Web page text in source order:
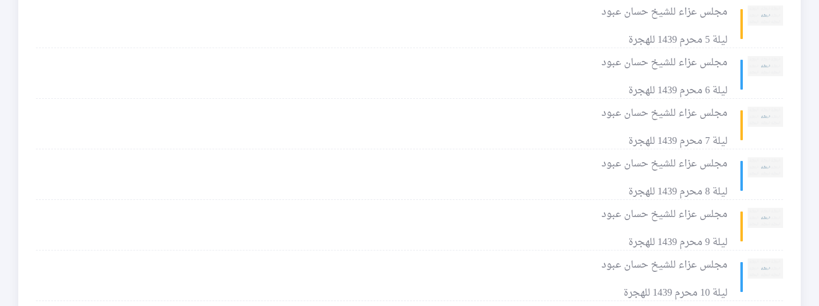
مجلس عزاء للشيخ حسان عبود
ليلة 5 محرم 1439 للهجرة
مجلس عزاء للشيخ حسان عبود
ليلة 6 محرم 1439 للهجرة
مجلس عزاء للشيخ حسان عبود
ليلة 7 محرم 1439 للهجرة
مجلس عزاء للشيخ حسان عبود
ليلة 8 محرم 1439 للهجرة
مجلس عزاء للشيخ حسان عبود
ليلة 9 محرم 1439 للهجرة
مجلس عزاء للشيخ حسان عبود
ليلة 10 محرم 1439 للهجرة